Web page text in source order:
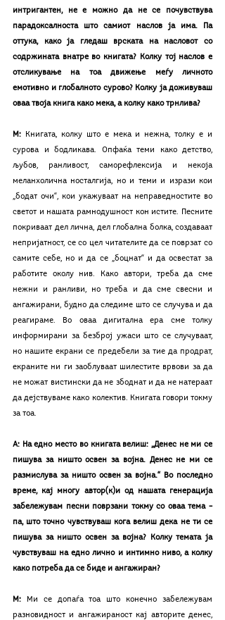
интригантен, не е можно да не се почувствува
парадоксалноста што самиот наслов ја има. Па
оттука, како ја гледаш врската на насловот со
содржината внатре во книгата? Колку тој наслов е
отсликување на тоа движење меѓу личното
емотивно и глобалното сурово? Колку ја доживуваш
оваа твоја книга како мека, а колку како трнлива?
М:
Книгата, колку што е мека и нежна, толку е и
сурова и бодликава. Опфаќа теми како детство,
љубов, ранливост, саморефлексија и некоја
меланхолична носталгија, но и теми и изрази кои
„бодат очи“, кои укажуваат на неправедностите во
светот и нашата рамнодушност кон истите. Песните
покриваат дел лична, дел глобална болка, создаваат
непријатност, се со цел читателите да се поврзат со
самите себе, но и да се „боцнат“ и да освестат за
работите околу нив. Како автори, треба да сме
нежни и ранливи, но треба и да сме свесни и
ангажирани, будно да следиме што се случува и да
реагираме. Во оваа дигитална ера сме толку
информирани за безброј ужаси што се случуваат,
но нашите екрани се предебели за тие да продрат,
екраните ни ги заоблуваат шилестите врвови за да
не можат вистински да не збоднат и да не натераат
да дејствуваме како колектив. Книгата говори токму
за тоа.
А: На едно место во книгата велиш: „Денес не ми се
пишува за ништо освен за војна. Денес не ми се
размислува за ништо освен за војна.“ Во последно
време, кај многу автор(к)и од нашата генерација
забележувам песни поврзани токму со оваа тема –
па, што точно чувствуваш кога велиш дека не ти се
пишува за ништо освен за војна? Колку темата ја
чувствуваш на едно лично и интимно ниво, а колку
како потреба да се биде и ангажиран?
М:
Ми се допаѓа тоа што конечно забележувам
разновидност и ангажираност кај авторите денес,